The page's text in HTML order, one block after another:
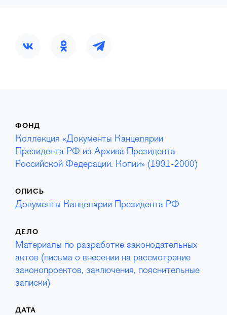
ФОНД
Коллекция «Документы Канцелярии
Президента РФ из Архива Президента
Российской Федерации. Копии» (1991-2000)
ОПИСЬ
Документы Канцелярии Президента РФ
ДЕЛО
Материалы по разработке законодательных
актов (письма о внесении на рассмотрение
законопроектов, заключения, пояснительные
записки)
ДАТА